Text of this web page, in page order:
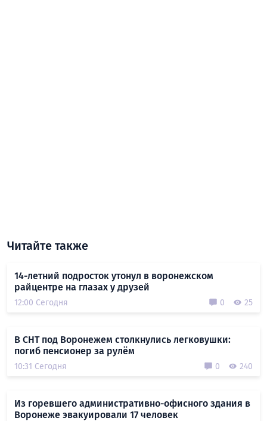
Читайте также
14-летний подросток утонул в воронежском
райцентре на глазах у друзей
12:00 Сегодня 0 25
В СНТ под Воронежем столкнулись легковушки:
погиб пенсионер за рулём
10:31 Сегодня 0 240
Из горевшего административно-офисного здания в
Воронеже эвакуировали 17 человек